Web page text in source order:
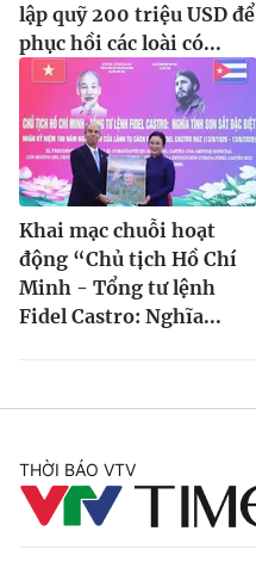
lập quỹ 200 triệu USD để
phục hồi các loài có...
Khai mạc chuỗi hoạt
động “Chủ tịch Hồ Chí
Minh - Tổng tư lệnh
Fidel Castro: Nghĩa...
THỜI BÁO VTV